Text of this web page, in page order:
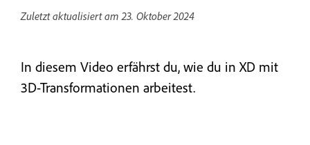
Zuletzt aktualisiert am23. Oktober 2024
In diesem Video erfährst du, wie du in XD mit
3D-Transformationen arbeitest.